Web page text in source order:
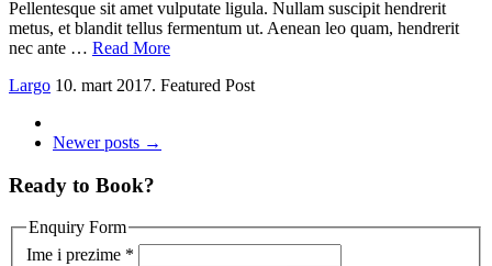
Pellentesque sit amet vulputate ligula. Nullam suscipit hendrerit
metus, et blandit tellus fermentum ut. Aenean leo quam, hendrerit
nec ante … Read More
Largo 10. mart 2017. Featured Post
Newer posts →
Ready to Book?
Enquiry Form
Ime i prezime *